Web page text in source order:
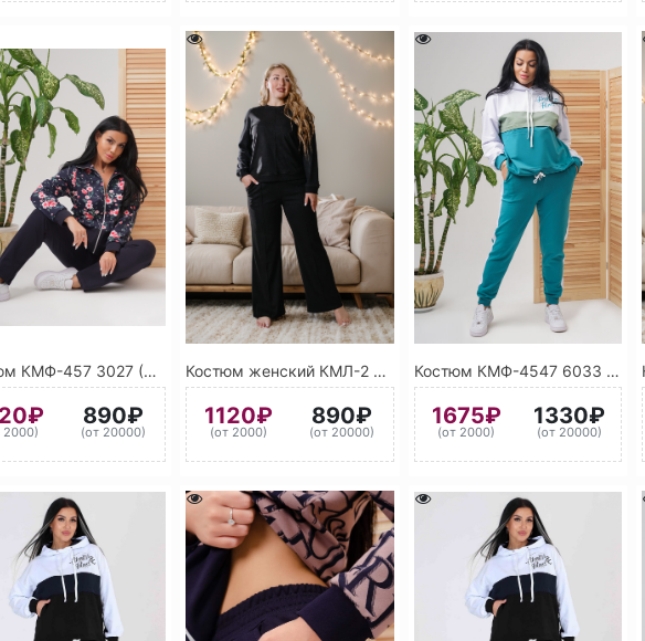
Костюм КМФ-457 3027 (Малиново-красный)
2000)
890₽
(от 20000)
Костюм женский КМЛ-2 9024 (Черный)
1120₽
(от 2000)
890₽
(от 20000)
Костюм КМФ-4547 6033 (Мятно-бирюзовый)н
1675₽
(от 2000)
1330₽
(от 20000)